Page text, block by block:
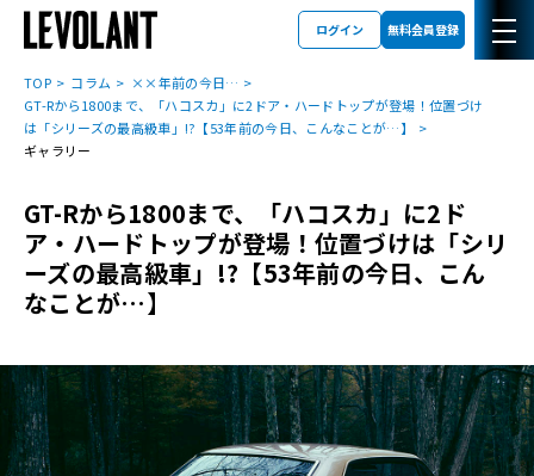
ログイン 無料会員登録
TOP コラム
××年前の今日…
GT-Rから1800まで、「ハコスカ」に2ドア・ハードトップが登場！位置づけ
は「シリーズの最高級車」!?【53年前の今日、こんなことが…】
ギャラリー
GT-Rから1800まで、「ハコスカ」に2ド
ア・ハードトップが登場！位置づけは「シリ
ーズの最高級車」!?【53年前の今日、こん
なことが…】